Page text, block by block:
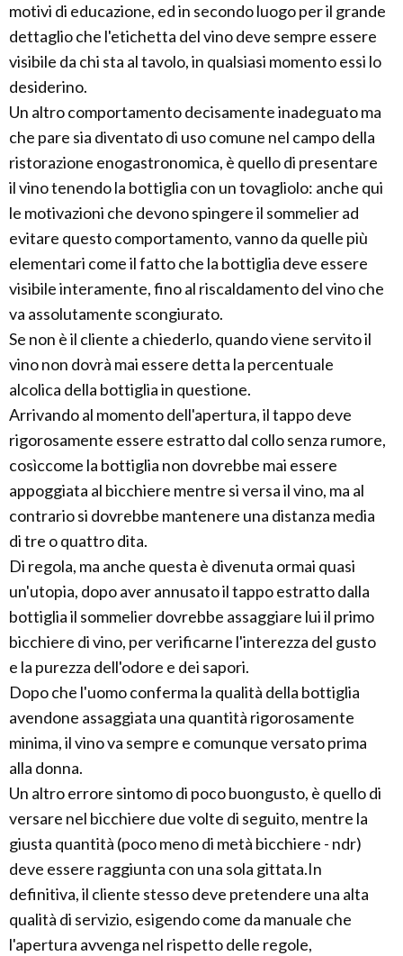
motivi di educazione, ed in secondo luogo per il grande
dettaglio che l'etichetta del vino deve sempre essere
visibile da chi sta al tavolo, in qualsiasi momento essi lo
desiderino.
Un altro comportamento decisamente inadeguato ma
che pare sia diventato di uso comune nel campo della
ristorazione enogastronomica, è quello di presentare
il vino tenendo la bottiglia con un tovagliolo: anche qui
le motivazioni che devono spingere il sommelier ad
evitare questo comportamento, vanno da quelle più
elementari come il fatto che la bottiglia deve essere
visibile interamente, fino al riscaldamento del vino che
va assolutamente scongiurato.
Se non è il cliente a chiederlo, quando viene servito il
vino non dovrà mai essere detta la percentuale
alcolica della bottiglia in questione.
Arrivando al momento dell'apertura, il tappo deve
rigorosamente essere estratto dal collo senza rumore,
cosìccome la bottiglia non dovrebbe mai essere
appoggiata al bicchiere mentre si versa il vino, ma al
contrario si dovrebbe mantenere una distanza media
di tre o quattro dita.
Di regola, ma anche questa è divenuta ormai quasi
un'utopia, dopo aver annusato il tappo estratto dalla
bottiglia il sommelier dovrebbe assaggiare lui il primo
bicchiere di vino, per verificarne l'interezza del gusto
e la purezza dell'odore e dei sapori.
Dopo che l'uomo conferma la qualità della bottiglia
avendone assaggiata una quantità rigorosamente
minima, il vino va sempre e comunque versato prima
alla donna.
Un altro errore sintomo di poco buongusto, è quello di
versare nel bicchiere due volte di seguito, mentre la
giusta quantità (poco meno di metà bicchiere - ndr)
deve essere raggiunta con una sola gittata.In
definitiva, il cliente stesso deve pretendere una alta
qualità di servizio, esigendo come da manuale che
l'apertura avvenga nel rispetto delle regole,